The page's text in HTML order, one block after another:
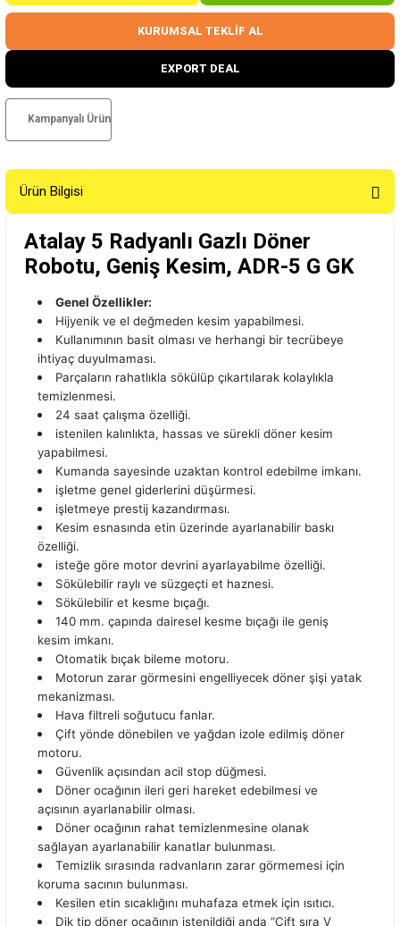
KURUMSAL TEKLİF AL
EXPORT DEAL
Kampanyalı Ürün
Ürün Bilgisi
Atalay 5 Radyanlı Gazlı Döner
Robotu, Geniş Kesim, ADR-5 G GK
Genel Özellikler:
Hijyenik ve el değmeden kesim yapabilmesi.
Kullanımının basit olması ve herhangi bir tecrübeye
ihtiyaç duyulmaması.
Parçaların rahatlıkla sökülüp çıkartılarak kolaylıkla
temizlenmesi.
24 saat çalışma özelliği.
istenilen kalınlıkta, hassas ve sürekli döner kesim
yapabilmesi.
Kumanda sayesinde uzaktan kontrol edebilme imkanı.
işletme genel giderlerini düşürmesi.
işletmeye prestij kazandırması.
Kesim esnasında etin üzerinde ayarlanabilir baskı
özelliği.
isteğe göre motor devrini ayarlayabilme özelliği.
Sökülebilir raylı ve süzgeçti et haznesi.
Sökülebilir et kesme bıçağı.
140 mm. çapında dairesel kesme bıçağı ile geniş
kesim imkanı.
Otomatik bıçak bileme motoru.
Motorun zarar görmesini engelliyecek döner şişi yatak
mekanizması.
Hava filtreli soğutucu fanlar.
Çift yönde dönebilen ve yağdan izole edilmiş döner
motoru.
Güvenlik açısından acil stop düğmesi.
Döner ocağının ileri geri hareket edebilmesi ve
açısının ayarlanabilir olması.
Döner ocağının rahat temizlenmesine olanak
sağlayan ayarlanabilir kanatlar bulunması.
Temizlik sırasında radvanların zarar görmemesi için
koruma sacının bulunması.
Kesilen etin sıcaklığını muhafaza etmek için ısıtıcı.
Dik tip döner ocağının istenildiği anda “Çift sıra V